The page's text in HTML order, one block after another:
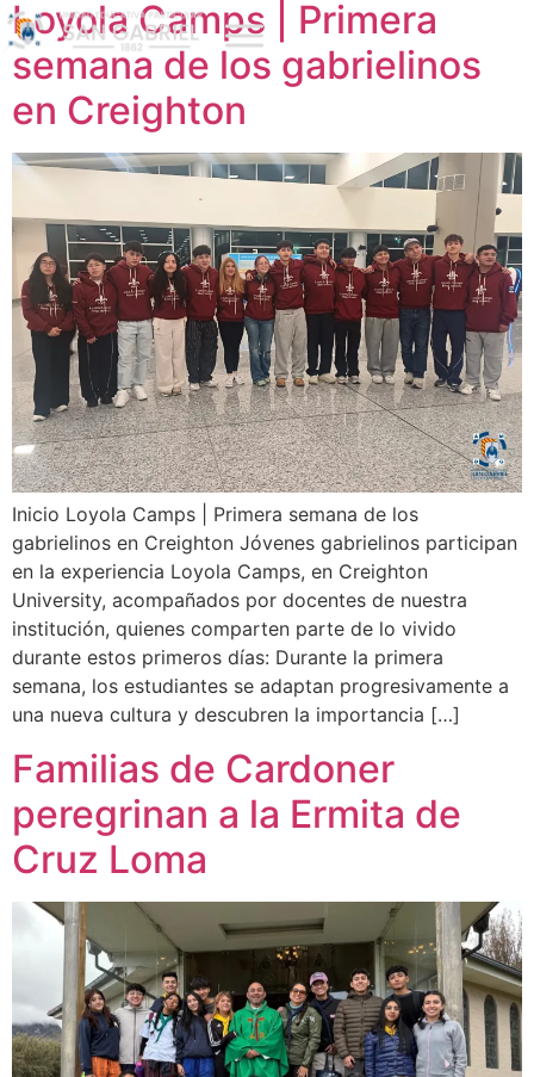
Loyola Camps | Primera
semana de los gabrielinos
en Creighton
Inicio Loyola Camps | Primera semana de los
gabrielinos en Creighton Jóvenes gabrielinos participan
en la experiencia Loyola Camps, en Creighton
University, acompañados por docentes de nuestra
institución, quienes comparten parte de lo vivido
durante estos primeros días: Durante la primera
semana, los estudiantes se adaptan progresivamente a
una nueva cultura y descubren la importancia […]
Familias de Cardoner
peregrinan a la Ermita de
Cruz Loma